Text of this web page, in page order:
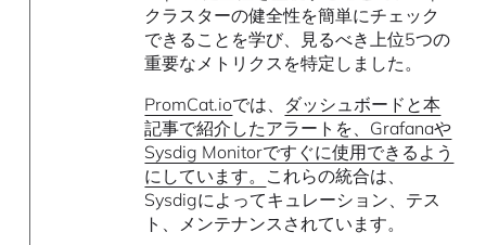
クラスターの健全性を簡単にチェック
できることを学び、見るべき上位5つの
重要なメトリクスを特定しました。
PromCat.ioでは、 ダッシュボードと本
記事で紹介したアラートを、Grafanaや
Sysdig Monitorですぐに使用できるよう
にしています。 これらの統合は、
Sysdigによってキュレーション、テス
ト、メンテナンスされています。